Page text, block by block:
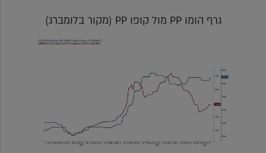
גרף הומו PP מול קופו PP (מקור בלומברג)